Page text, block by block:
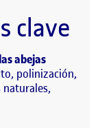
clave
abejas
polinización,